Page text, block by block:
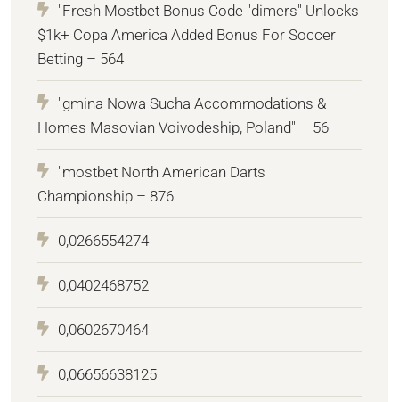
"Fresh Mostbet Bonus Code "dimers" Unlocks
$1k+ Copa America Added Bonus For Soccer
Betting – 564
"gmina Nowa Sucha Accommodations &
Homes Masovian Voivodeship, Poland" – 56
"mostbet North American Darts
Championship – 876
0,0266554274
0,0402468752
0,0602670464
0,06656638125